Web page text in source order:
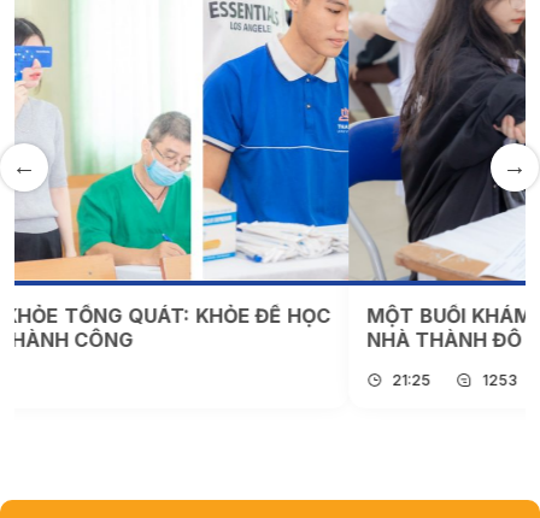
MỘT BUỔI KHÁM SỨC KHỎE CỦA TÂN SINH VIÊN
NHÀ THÀNH ĐÔ DIỄN RA NHƯ THẾ NÀO???